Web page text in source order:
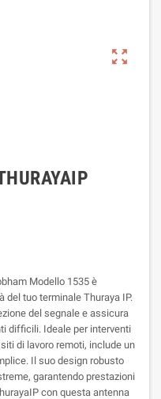
zoom_out_map
Modello 1535 è
del tuo terminale Thuraya IP.
del segnale e assicura
difficili. Ideale per interventi
di lavoro remoti, include un
Il suo design robusto
garantendo prestazioni
con questa antenna